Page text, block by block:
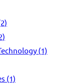
(1)
(1)